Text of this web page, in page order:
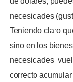
necesidades
Teniendo claro
sino en los
necesidades,
correcto